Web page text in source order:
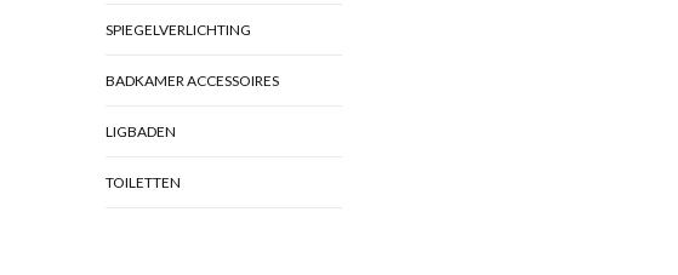
SPIEGELVERLICHTING
BADKAMER ACCESSOIRES
LIGBADEN
TOILETTEN